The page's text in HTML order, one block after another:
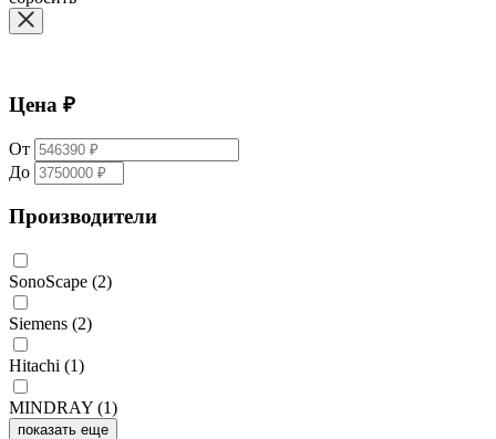
Цена ₽
От
До
Производители
SonoScape (2)
Siemens (2)
Hitachi (1)
MINDRAY (1)
показать еще